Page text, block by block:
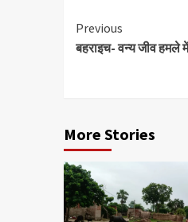
Continue
Reading
Previous
बहराइच- वन्य जीव हमले
More Stories